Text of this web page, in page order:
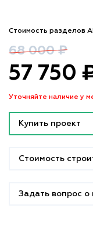
Стоимость разделов
68 000 ₽
57 750
Уточняйте наличие у
Купить проект
Стоимость
Задать вопрос о